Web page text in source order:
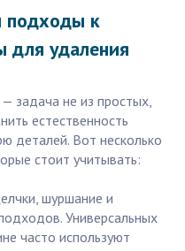
подходы к
для удаления
задача не из простых,
естественность
деталей. Вот несколько
стоит учитывать:
шуршание и
Универсальных
часто используют